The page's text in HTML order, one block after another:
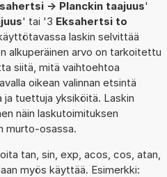
-> Planckin taajuus'
' tai '3 Eksahertsi to
laskin selvittää
alkuperäinen arvo on tarkoitettu
siitä, mitä vaihtoehtoa
oikean valinnan etsintä
tuettuja yksiköitä. Laskin
näin laskutoimituksen
murto-osassa.
tan, sin, exp, acos, cos, atan,
myös käyttää. Esimerkki: